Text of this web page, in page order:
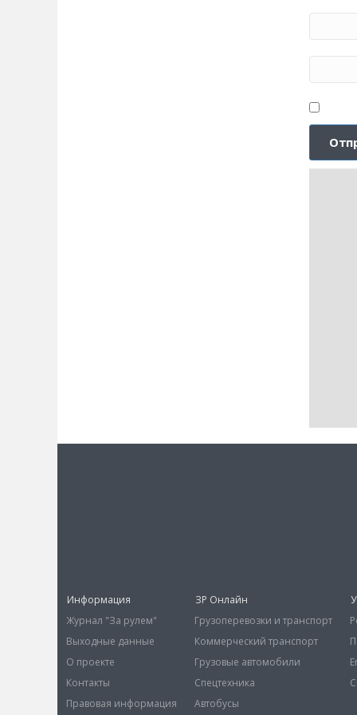
Информация
Журнал "За рулем"
Выходные данные
О проекте
Контакты
Правовая информация
ЗР Онлайн
Грузоперевозки и транспорт
Коммерческий транспорт
Грузовые автомобили
Спецтехника
Автобусы